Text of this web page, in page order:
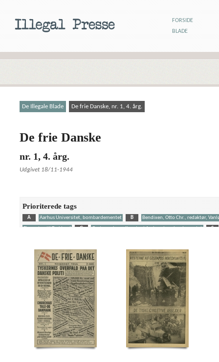
FORSIDE
BLADE
De Illegale Blade De frie Danske, nr. 1, 4. årg.
De frie Danske
nr. 1, 4. årg.
Udgivet 18/11-1944
Prioriterede tags
A Aarhus Universitet, bombardementet B
Bendixen, Otto Chr., redaktør,
Eksporten til Tyskland
G Gestapos hovedkvarter i Aarhus, bombardementet S
Aalborg Aarhus Aarhus Universitet Amerika Andersen, bankbud, Kbh.
Best, Werner
Bjerredahl, fru Buchenwald C Casino, biograf, Kbh.
Churchill, Winston
Clearingkontoen Dagmarhus Danmarks Frihedsraad
Fædrelandet
G Gribskov Grøndals Parkvej, Kbh.
Guslav-
Istedgade, Kbh.
J Jensen, Helman, Kbh. Johansen, Kbh.
Johansen, Kjeld,
Krieger, kaptajn, Helsingør
Kritisk Ugerevue Københavns Frihavn
Københavns
Markussen, Povl, assistent, Kbh. Modstandsbevægelsen, den danske
Odense Olsen, A., Kbh. Olsen, Niels, kunstmaler, Kbh. P
Pancke, Günther
Sandbæk, Harald, pastor
Schalburgkorpset Schwitzgebel, Eugen, Kriminalrat